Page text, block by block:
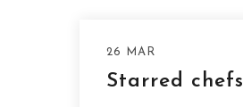
26 MAR
Starred chefs